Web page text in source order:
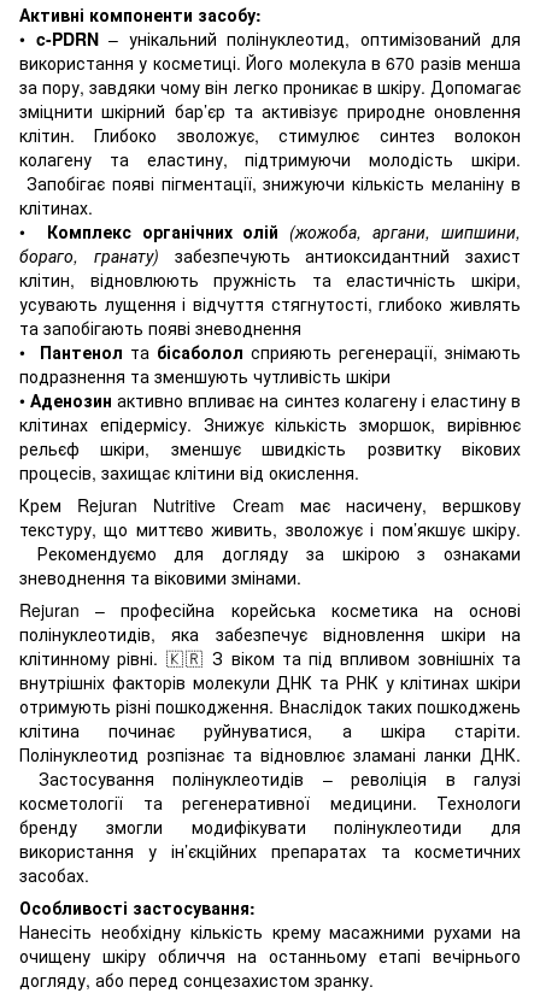
Активні компоненти засобу:
• c-PDRN– унікальний полінуклеотид, оптимізований для
використання у косметиці. Його молекула в 670 разів менша
за пору, завдяки чому він легко проникає в шкіру. Допомагає
зміцнити шкірний бар’єр та активізує природне оновлення
клітин. Глибоко зволожує, стимулює синтез волокон
колагену та еластину, підтримуючи молодість шкіри.
Запобігає появі пігментації, знижуючи кількість меланіну в
клітинах.
• Комплекс органічних олій (жожоба, аргани, шипшини,
бораго, гранату) забезпечують антиоксидантний захист
клітин, відновлюють пружність та еластичність шкіри,
усувають лущення і відчуття стягнутості, глибоко живлять
та запобігають появі зневоднення
• Пантенол та бісаболол сприяють регенерації, знімають
подразнення та зменшують чутливість шкіри
•Аденозин активно впливає на синтез колагену і еластину в
клітинах епідермісу. Знижує кількість зморшок, вирівнює
рельєф шкіри, зменшує швидкість розвитку вікових
процесів, захищає клітини від окислення.
Крем Rejuran Nutritive Cream має насичену, вершкову
текстуру, що миттєво живить, зволожує і пом’якшує шкіру.
Рекомендуємо для догляду за шкірою з ознаками
зневоднення та віковими змінами.
Rejuran – професійна корейська косметика на основі
полінуклеотидів, яка забезпечує відновлення шкіри на
клітинному рівні. 🇰🇷 З віком та під впливом зовнішніх та
внутрішніх факторів молекули ДНК та РНК у клітинах шкіри
отримують різні пошкодження. Внаслідок таких пошкоджень
клітина починає руйнуватися, а шкіра старіти.
Полінуклеотид розпізнає та відновлює зламані ланки ДНК.
Застосування полінуклеотидів – револіція в галузі
косметології та регенеративної медицини. Технологи
бренду змогли модифікувати полінуклеотиди для
використання у ін’єкційних препаратах та косметичних
засобах.
Особливості застосування:
Нанесіть необхідну кількість крему масажними рухами на
очищену шкіру обличчя на останньому етапі вечірнього
догляду, або перед сонцезахистом зранку.